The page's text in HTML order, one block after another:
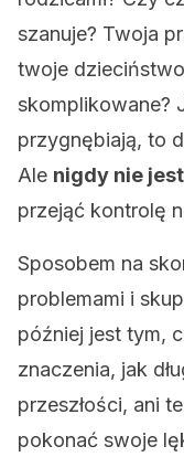
szanuje? Twoja
twoje
skomplikowane?
przygnębiają, to
Ale nigdy nie
przejąć kontrolę
Sposobem na
problemami i
później jest tym,
znaczenia, jak
przeszłości, ani
pokonać swoje